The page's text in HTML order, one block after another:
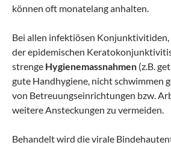
können oft monatelang anhalten.
Bei allen infektiösen
der epidemischen
strenge Hygienemassnahmen (z.B.
gute Handhygiene, nicht schwimmen
von Betreuungseinrichtungen bzw.
weitere Ansteckungen zu vermeiden.
Behandelt wird die virale